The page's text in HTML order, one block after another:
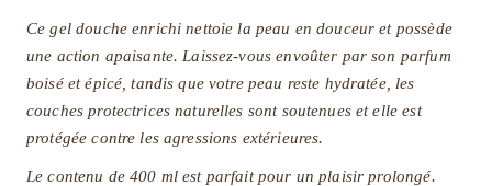
Ce gel douche enrichi nettoie la peau en douceur et possède
une action apaisante. Laissez-vous envoûter par son parfum
boisé et épicé, tandis que votre peau reste hydratée, les
couches protectrices naturelles sont soutenues et elle est
protégée contre les agressions extérieures.
Le contenu de 400 ml est parfait pour un plaisir prolongé.